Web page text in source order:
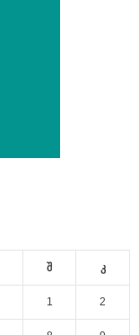
შ კ
1 2